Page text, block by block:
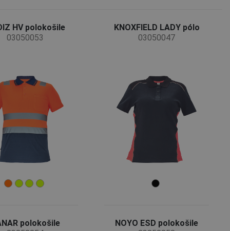
HV polokošile
03050053
KNOXFIELD LADY pólo
03050047
polokošile
NOYO ESD polokošile